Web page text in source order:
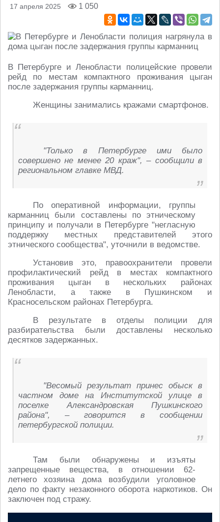
17 апреля 2025 1 050
В Петербурге и Ленобласти полицейские провели
рейд по местам компактного проживания цыган
после задержания группы карманниц.
Женщины занимались кражами смартфонов.
"Только в Петербурге ими было
совершено не менее 20 краж", – сообщили в
региональном главке МВД.
По оперативной информации, группы
карманниц были составлены по этническому
принципу и получали в Петербурге "негласную
поддержку местных представителей этого
этнического сообщества", уточнили в ведомстве.
Установив это, правоохранители провели
профилактический рейд в местах компактного
проживания цыган в нескольких районах
Ленобласти, а также в Пушкинском и
Красносельском районах Петербурга.
В результате в отделы полиции для
разбирательства были доставлены несколько
десятков задержанных.
"Весомый результат принес обыск в
частном доме на Институтской улице в
поселке Александровская Пушкинского
района", – говорится в сообщении
петербургской полиции.
Там были обнаружены и изъяты
запрещенные вещества, в отношении 62-
летнего хозяина дома возбудили уголовное
дело по факту незаконного оборота наркотиков. Он
заключен под стражу.